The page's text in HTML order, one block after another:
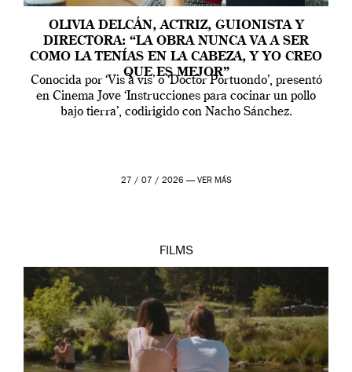
OLIVIA DELCÁN, ACTRIZ, GUIONISTA Y
DIRECTORA: “LA OBRA NUNCA VA A SER
COMO LA TENÍAS EN LA CABEZA, Y YO CREO
QUE ES MEJOR”
Conocida por ‘Vis a vis’ o ‘Doctor Portuondo’, presentó
en Cinema Jove ‘Instrucciones para cocinar un pollo
bajo tierra’, codirigido con Nacho Sánchez.
27 / 07 / 2026 — VER MÁS
FILMS